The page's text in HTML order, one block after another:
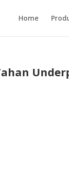
Home